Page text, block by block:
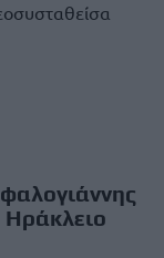
Ηράκλειο